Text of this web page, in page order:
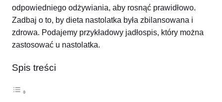
odpowiedniego odżywiania, aby rosnąć prawidłowo.
Zadbaj o to, by dieta nastolatka była zbilansowana i
zdrowa. Podajemy przykładowy jadłospis, który można
zastosować u nastolatka.
Spis treści